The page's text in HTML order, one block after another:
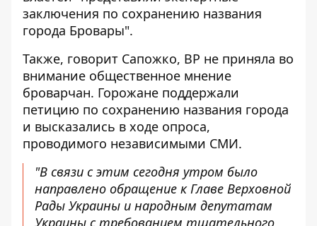
заключения по сохранению названия
города Бровары".
Также, говорит Сапожко, ВР не приняла во
внимание общественное мнение
броварчан. Горожане поддержали
петицию по сохранению названия города
и высказались в ходе опроса,
проводимого независимыми СМИ.
"В связи с этим сегодня утром было
направлено обращение к Главе Верховной
Рады Украины и народным депутатам
Украины с требованием тщательного